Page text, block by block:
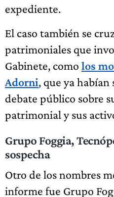
expediente.
El caso también se
patrimoniales que
Gabinete, como los
Adorni, que ya
debate público sobre
patrimonial y sus
Grupo Foggia,
sospecha
Otro de los nombres
informe fue Grupo